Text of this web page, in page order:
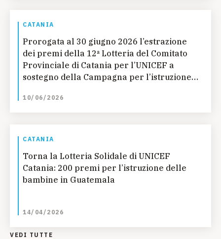
CATANIA
Prorogata al 30 giugno 2026 l’estrazione
dei premi della 12ª Lotteria del Comitato
Provinciale di Catania per l’UNICEF a
sostegno della Campagna per l’istruzione
10/06/2026
CATANIA
Torna la Lotteria Solidale di UNICEF
Catania: 200 premi per l’istruzione delle
bambine in Guatemala
14/04/2026
VEDI TUTTE